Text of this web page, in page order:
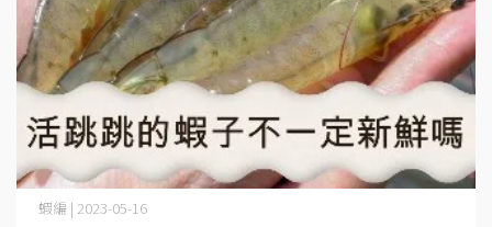
蝦編 | 2023-05-16